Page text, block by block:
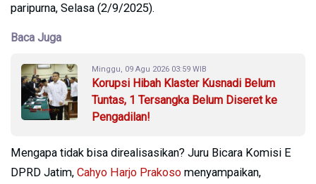
paripurna, Selasa (2/9/2025).
Baca Juga
Minggu, 09 Agu 2026 03:59 WIB
Korupsi Hibah Klaster Kusnadi Belum
Tuntas, 1 Tersangka Belum Diseret ke
Pengadilan!
Mengapa tidak bisa direalisasikan? Juru Bicara Komisi E
DPRD Jatim, Cahyo Harjo Prakoso menyampaikan,